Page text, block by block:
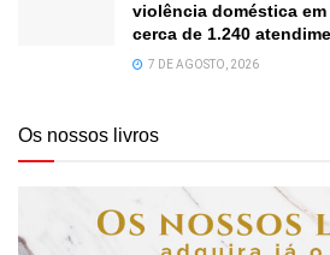
violência doméstica
cerca de 1.240
7 DE AGOSTO, 2026
Os nossos livros